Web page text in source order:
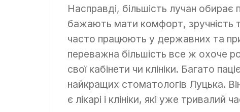
Насправді, більшість лучан
бажають мати комфорт, зручність
часто працюють у державних та
переважна більшість все ж охоче
свої кабінети чи клініки. Багато
найкращих стоматологів Луцька.
є лікарі і клініки, які уже тривалий